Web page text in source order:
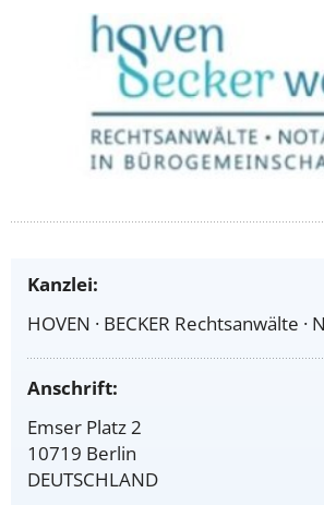
Kanzlei:
HOVEN · BECKER Rechtsanwälte ·
Anschrift:
Emser Platz 2
10719 Berlin
DEUTSCHLAND